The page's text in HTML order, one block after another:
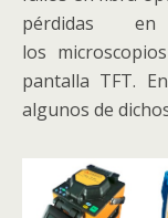
pérdidas
los
pantalla TFT.
algunos de